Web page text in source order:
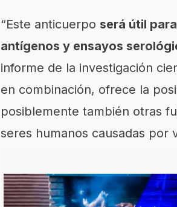
“Este anticuerpo será útil
antígenos y ensayos
informe de la investigación
en combinación, ofrece la
posiblemente también otras
seres humanos causadas por